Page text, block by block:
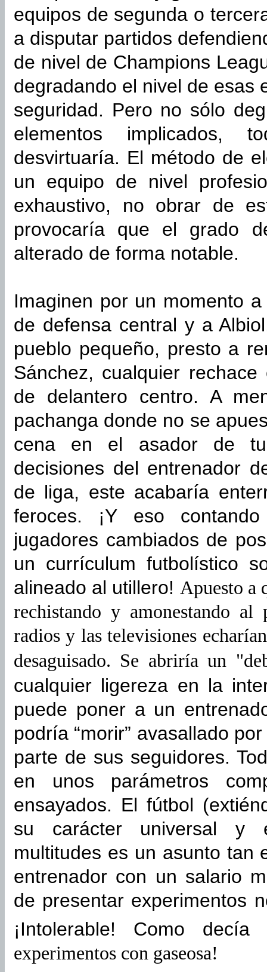
equipos de segunda o
a disputar partidos
de nivel de Champions
degradando el nivel de esas
seguridad. Pero no sólo
elementos implicados,
desvirtuaría. El método de
un equipo de nivel
exhaustivo, no obrar de
provocaría que el grado
alterado de forma notable.
Imaginen por un momento
de defensa central y a
pueblo pequeño, presto a
Sánchez, cualquier
de delantero centro. A
pachanga donde no se
cena en el asador de
decisiones del entrenador
de liga, este acabaría
feroces. ¡Y eso
jugadores cambiados de
un currículum futbolístico
alineado al utillero! Apuesto a
rechistando y amonestando
radios y las televisiones
desaguisado. Se abriría un
cualquier ligereza en la
puede poner a un
podría “morir” avasallado
parte de sus seguidores.
en unos parámetros
ensayados. El fútbol
su carácter universal y
multitudes es un asunto tan
entrenador con un salario
de presentar experimentos
¡Intolerable! Como
experimentos con gaseosa!